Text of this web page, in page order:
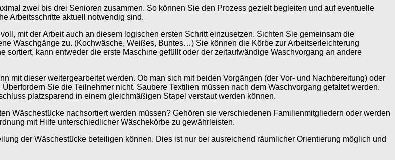
zwei bis drei Senioren zusammen. So können Sie den Prozess gezielt begleiten und auf eventuelle
Arbeitsschritte aktuell notwendig sind.
mit der Arbeit auch an diesem logischen ersten Schritt einzusetzen. Sichten Sie gemeinsam die
Waschgänge zu. (Kochwäsche, Weißes, Buntes…) Sie können die Körbe zur Arbeitserleichterung
kann entweder die erste Maschine gefüllt oder der zeitaufwändige Waschvorgang an andere
mit dieser weitergearbeitet werden. Ob man sich mit beiden Vorgängen (der Vor- und Nachbereitung) oder
Sie die Teilnehmer nicht. Saubere Textilien müssen nach dem Waschvorgang gefaltet werden.
platzsparend in einem gleichmäßigen Stapel verstaut werden können.
Wäschestücke nachsortiert werden müssen? Gehören sie verschiedenen Familienmitgliedern oder werden
mit Hilfe unterschiedlicher Wäschekörbe zu gewährleisten.
der Wäschestücke beteiligen können. Dies ist nur bei ausreichend räumlicher Orientierung möglich und